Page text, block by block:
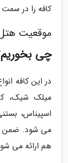
کافه را در
موقعیت
چی
در این کافه
میلک شیک،
اسپیناس،
می شود. ضمن
هم ارائه می